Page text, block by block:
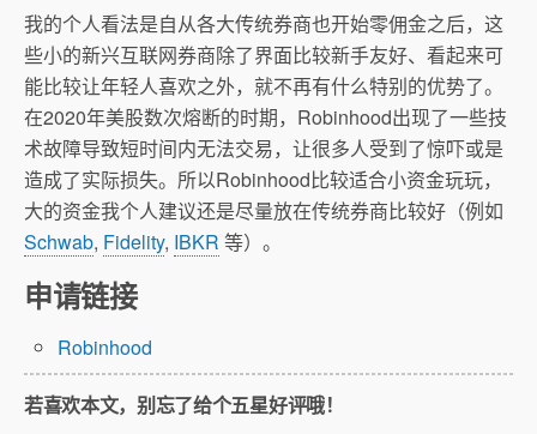
我的个人看法是自从各大传统券商也开始零佣金之后，这
些小的新兴互联网券商除了界面比较新手友好、看起来可
能比较让年轻人喜欢之外，就不再有什么特别的优势了。
在2020年美股数次熔断的时期，Robinhood出现了一些技
术故障导致短时间内无法交易，让很多人受到了惊吓或是
造成了实际损失。所以Robinhood比较适合小资金玩玩，
大的资金我个人建议还是尽量放在传统券商比较好（例如
Schwab, Fidelity, IBKR 等）。
申请链接
Robinhood
若喜欢本文，别忘了给个五星好评哦！